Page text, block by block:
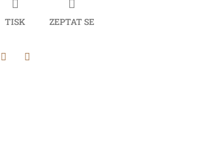
TISK ZEPTAT SE